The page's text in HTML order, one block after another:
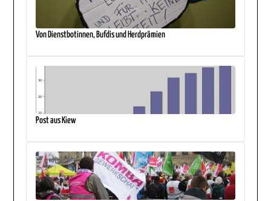
Von Dienstbotinnen, Bufdis und Herdprämien
Post aus Kiew